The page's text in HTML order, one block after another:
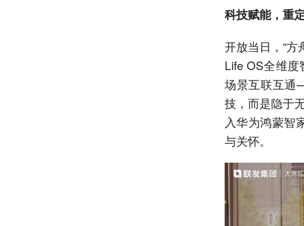
科技赋能， 重
开放当日，“
Life OS全维度
场景互联互通
技，而是隐于
入华为鸿蒙智
与关怀。